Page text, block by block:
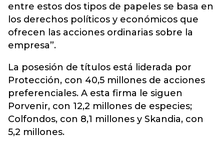
entre estos dos tipos de papeles se basa en
los derechos políticos y económicos que
ofrecen las acciones ordinarias sobre la
empresa”.
La posesión de títulos está liderada por
Protección, con 40,5 millones de acciones
preferenciales. A esta firma le siguen
Porvenir, con 12,2 millones de especies;
Colfondos, con 8,1 millones y Skandia, con
5,2 millones.